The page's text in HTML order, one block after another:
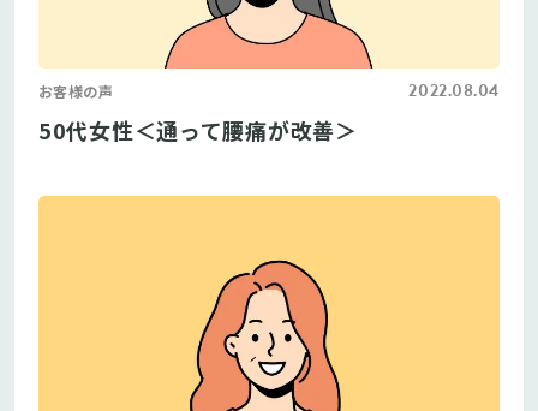
お客様の声 2022.08.04
50代女性＜通って腰痛が改善＞